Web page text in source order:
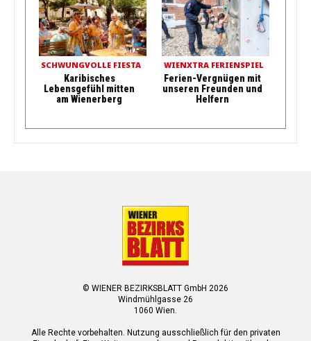
SCHWUNGVOLLE FIESTA
Karibisches
Lebensgefühl mitten
am Wienerberg
WIENXTRA FERIENSPIEL
Ferien-Vergnügen mit
unseren Freunden und
Helfern
© WIENER BEZIRKSBLATT GmbH 2026
Windmühlgasse 26
1060 Wien.
Alle Rechte vorbehalten. Nutzung ausschließlich für den privaten